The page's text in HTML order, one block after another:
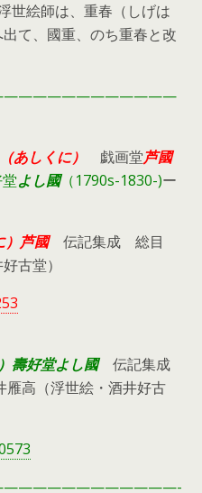
世絵師は、重春（しげは
て、國重、のち重春と改
あしくに） 戯画堂芦國
よし國（1790s-1830-)ー
）芦國伝記集成 総目
古堂）
壽好堂よし國伝記集成
高（浮世絵・酒井好古